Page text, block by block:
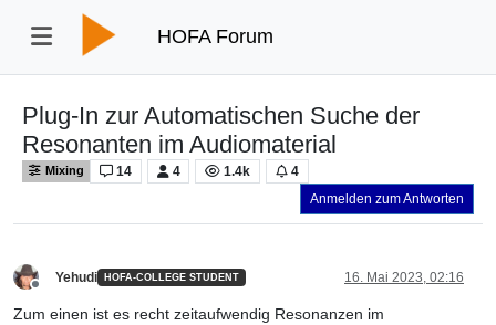
HOFA Forum
Plug-In zur Automatischen Suche der
Resonanten im Audiomaterial
Mixing 14 4 1.4k
4
Anmelden zum Antworten
Yehudi HOFA-COLLEGE STUDENT 16. Mai 2023, 02:16
Zum einen ist es recht zeitaufwendig Resonanzen im